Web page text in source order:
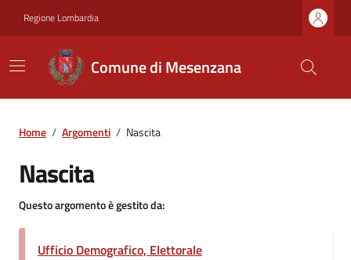
Regione Lombardia
Comune di Mesenzana
Home / Argomenti / Nascita
Nascita
Questo argomento è gestito da:
Ufficio Demografico, Elettorale